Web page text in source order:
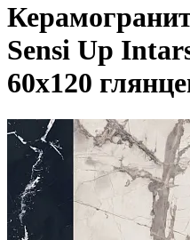
Sensi Up
60x120